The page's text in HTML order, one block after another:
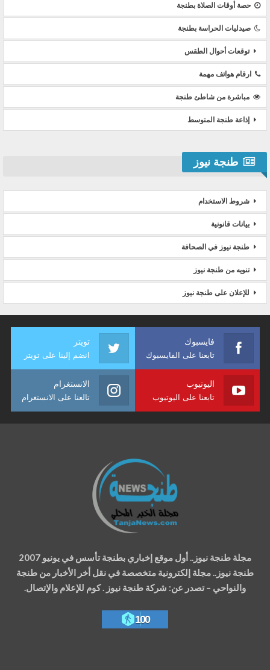
حصة أوقات الصلاة بطنجة
صيدليات الحراسة بطنجة
توقعات أحوال الطقس
ارقام هواتف مهمة
مباشرة من شاطئ طنجة
إذاعة طنجة المتوسط
طنجة نيوز
شروط الاستخدام
بيانات قانونية
طنجة نيوز في الصحافة
تنويه من طنجة نيوز
للإعلان على طنجة نيوز
فايسبوك
تابعنا على الفايسبوك
تويتر
انضم إلينا على تويتر
اليوتيوب
تابعنا على اليوتيوب
الانستغرام
تالعنا على الانستغرام
مجلة طنجة نيوز.. أول موقع إخباري بطنجة تأسس في يونيو 2007
طنجة نيوز.. مجلة إلكترونية متخصصة في نقل أخر الأخبار من طنجة
والنواحي – تصدر عن: شركة طنجة نيوز . كوم للإعلام والإتصال.
100